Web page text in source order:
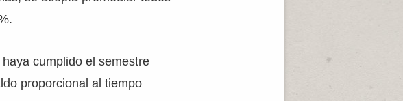
cumplido el semestre
proporcional al tiempo